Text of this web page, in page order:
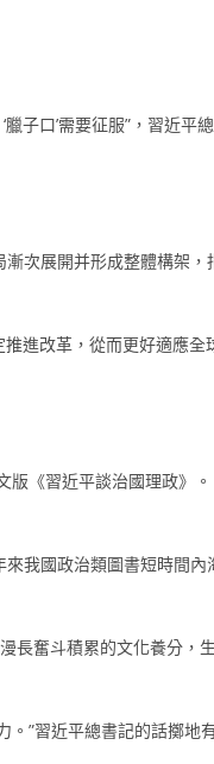
子口’需要征服”，習近平總
漸次展開并形成整體構架，
進改革，從而更好適應全
版《習近平談治國理政》。
我國政治類圖書短時間內
長奮斗積累的文化養分，生
。”習近平總書記的話擲地